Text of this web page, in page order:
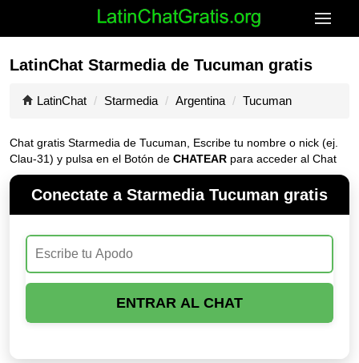
LatinChat Starmedia de Tucuman gratis
LatinChat Starmedia Argentina Tucuman
Chat gratis Starmedia de Tucuman, Escribe tu nombre o nick (ej.
Clau-31) y pulsa en el Botón de CHATEAR para acceder al Chat
Conectate a Starmedia Tucuman gratis
ENTRAR AL CHAT